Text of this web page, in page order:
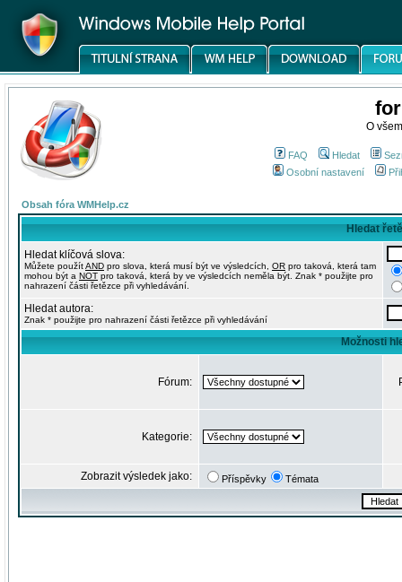
O
FAQ Hledat
Osobní nastavení
Obsah fóra WMHelp.cz
Hledat
Hledat klíčová slova:
Můžete použítAND pro slova, která musí být ve výsledcích, OR pro taková, která tam
mohou být a NOT pro taková, která by ve výsledcích neměla být. Znak * použijte pro
nahrazení části řetězce při vyhledávání.
Hledat autora:
Znak * použijte pro nahrazení části řetězce při vyhledávání
Možnosti
Fórum:
Kategorie:
Zobrazit výsledek jako: Příspěvky Témata